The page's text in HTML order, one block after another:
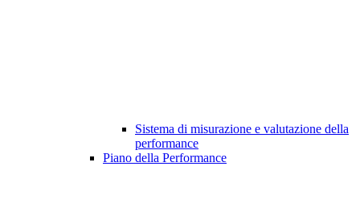
Sistema di misurazione e valutazione della
performance
Piano della Performance